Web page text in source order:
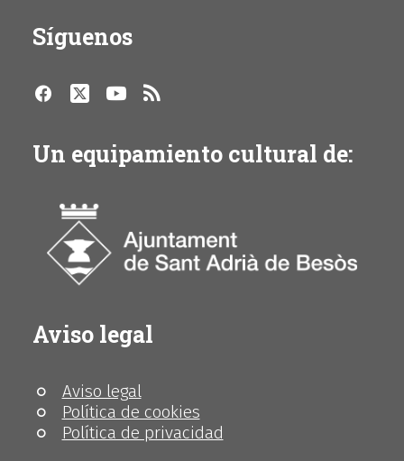
Síguenos
Un equipamiento cultural de:
Aviso legal
Aviso legal
Política de cookies
Política de privacidad